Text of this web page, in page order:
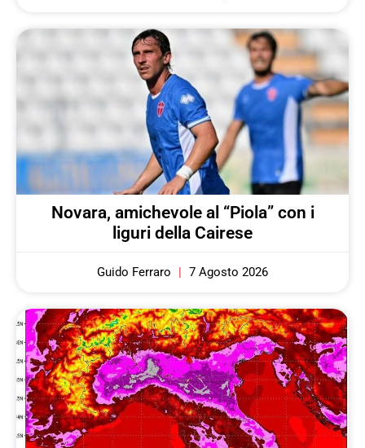
Novara, amichevole al “Piola” con i
liguri della Cairese
Guido Ferraro 7 Agosto 2026